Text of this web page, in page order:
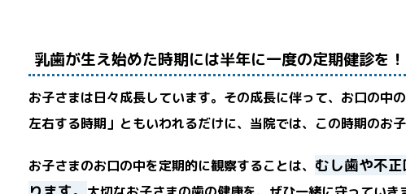
乳歯が生え始めた時期には半年に一度の定期健診を！
お子さまは日々成長しています。その成長に伴って、お口の中
左右する時期」ともいわれるだけに、当院では、この時期のお
お子さまのお口の中を定期的に観察することは、 むし歯や不